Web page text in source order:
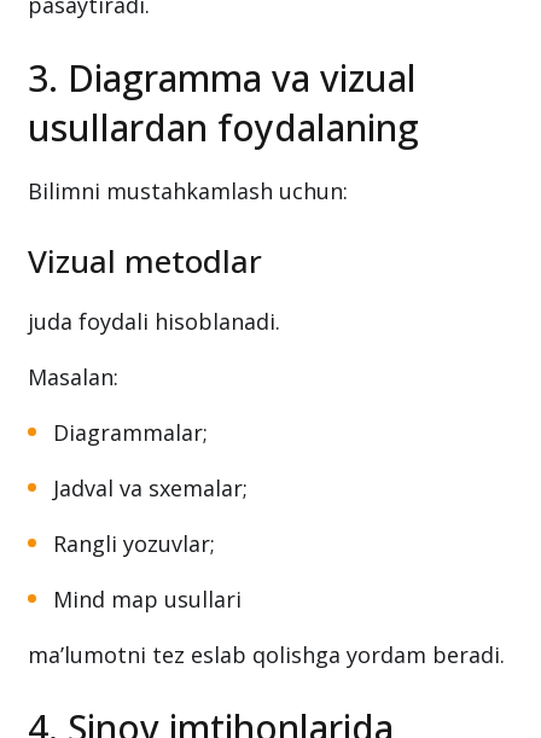
3. Diagramma va vizual
usullardan foydalaning
Bilimni mustahkamlash uchun:
Vizual metodlar
juda foydali hisoblanadi.
Masalan:
Diagrammalar;
Jadval va sxemalar;
Rangli yozuvlar;
Mind map usullari
ma’lumotni tez eslab qolishga yordam beradi.